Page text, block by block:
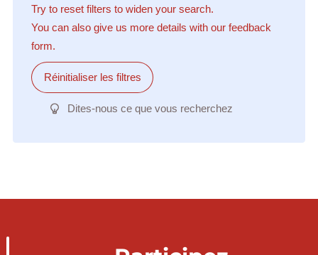
Try to reset filters to widen your search.
You can also give us more details with our feedback
form.
Réinitialiser les filtres
Dites-nous ce que vous recherchez